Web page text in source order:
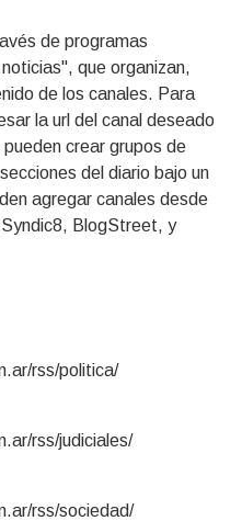
de programas
que organizan,
de los canales. Para
la url del canal deseado
crear grupos de
del diario bajo un
agregar canales desde
BlogStreet, y
rss/politica/
rss/judiciales/
rss/sociedad/